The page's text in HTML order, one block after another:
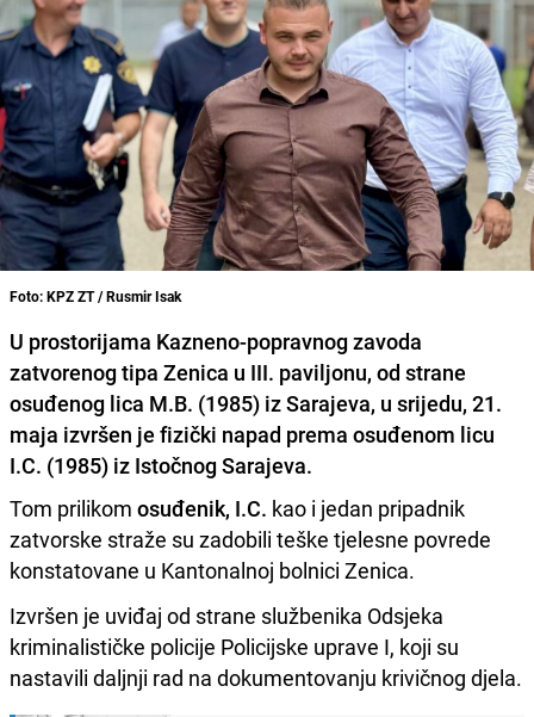
Foto: KPZ ZT / Rusmir Isak
U prostorijama Kazneno-popravnog zavoda
zatvorenog tipa Zenica u III. paviljonu, od strane
osuđenog lica M.B. (1985) iz Sarajeva, u srijedu, 21.
maja izvršen je fizički napad prema osuđenom licu
I.C. (1985) iz Istočnog Sarajeva.
Tom prilikom osuđenik, I.C. kao i jedan pripadnik
zatvorske straže su zadobili teške tjelesne povrede
konstatovane u Kantonalnoj bolnici Zenica.
Izvršen je uviđaj od strane službenika Odsjeka
kriminalističke policije Policijske uprave I, koji su
nastavili daljnji rad na dokumentovanju krivičnog djela.